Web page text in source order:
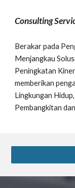
Consulting
Berakar pada
Menjangkau
Peningkatan
memberikan
Lingkungan
Pembangkitan